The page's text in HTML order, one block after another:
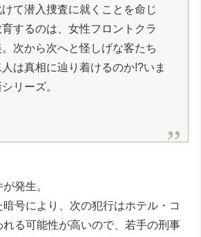
て潜入捜査に就くことを命じ
するのは、女性フロントクラ
次から次へと怪しげな客たち
は真相に辿り着けるのか!?いま
リーズ。
発生。
号により、次の犯行はホテル・コ
れる可能性が高いので、若手の刑事